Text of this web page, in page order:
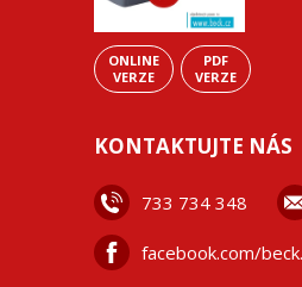
ONLINE
VERZE
PDF
VERZE
KONTAKTUJTE NÁS
733 734 348
facebook.com/